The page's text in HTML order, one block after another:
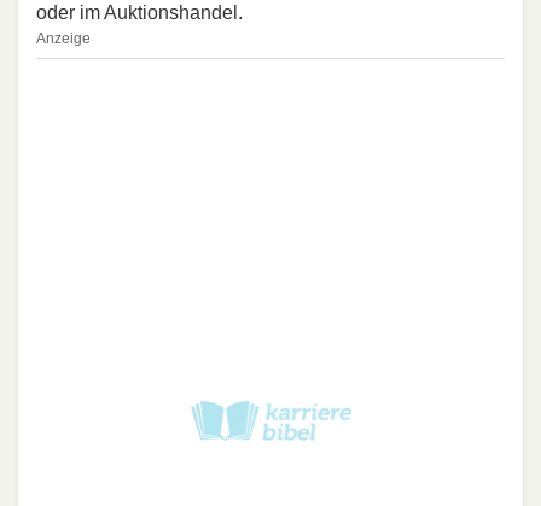
oder im Auktionshandel.
Anzeige